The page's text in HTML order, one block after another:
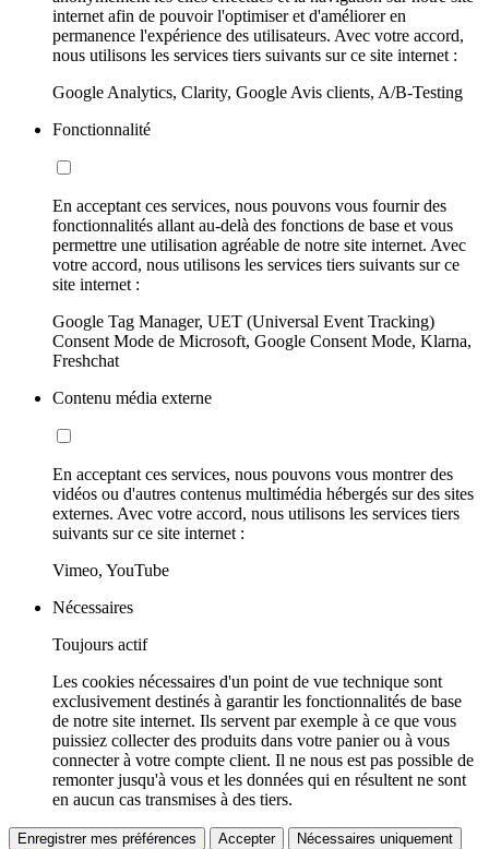
internet afin de pouvoir l'optimiser et d'améliorer en
permanence l'expérience des utilisateurs. Avec votre accord,
nous utilisons les services tiers suivants sur ce site internet :
Google Analytics, Clarity, Google Avis clients, A/B-Testing
Fonctionnalité
En acceptant ces services, nous pouvons vous fournir des
fonctionnalités allant au-delà des fonctions de base et vous
permettre une utilisation agréable de notre site internet. Avec
votre accord, nous utilisons les services tiers suivants sur ce
site internet :
Google Tag Manager, UET (Universal Event Tracking)
Consent Mode de Microsoft, Google Consent Mode, Klarna,
Freshchat
Contenu média externe
En acceptant ces services, nous pouvons vous montrer des
vidéos ou d'autres contenus multimédia hébergés sur des sites
externes. Avec votre accord, nous utilisons les services tiers
suivants sur ce site internet :
Vimeo, YouTube
Nécessaires
Toujours actif
Les cookies nécessaires d'un point de vue technique sont
exclusivement destinés à garantir les fonctionnalités de base
de notre site internet. Ils servent par exemple à ce que vous
puissiez collecter des produits dans votre panier ou à vous
connecter à votre compte client. Il ne nous est pas possible de
remonter jusqu'à vous et les données qui en résultent ne sont
en aucun cas transmises à des tiers.
Enregistrer mes préférences Accepter Nécessaires uniquement